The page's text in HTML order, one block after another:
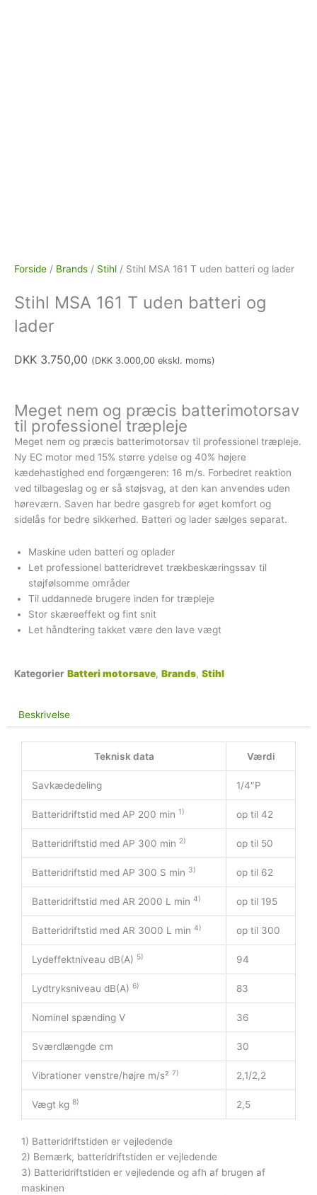
Forside / Brands / Stihl / Stihl MSA 161 T uden batteri og lader
Stihl MSA 161 T uden batteri og
lader
DKK 3.750,00 (DKK 3.000,00 ekskl. moms)
Meget nem og præcis batterimotorsav
til professionel træpleje
Meget nem og præcis batterimotorsav til professionel træpleje.
Ny EC motor med 15% større ydelse og 40% højere
kædehastighed end forgængeren: 16 m/s. Forbedret reaktion
ved tilbageslag og er så støjsvag, at den kan anvendes uden
høreværn. Saven har bedre gasgreb for øget komfort og
sidelås for bedre sikkerhed. Batteri og lader sælges separat.
Maskine uden batteri og oplader
Let professionel batteridrevet trækbeskæringssav til
støjfølsomme områder
Til uddannede brugere inden for træpleje
Stor skæreeffekt og fint snit
Let håndtering takket være den lave vægt
Kategorier Batteri motorsave, Brands, Stihl
Beskrivelse
Teknisk data Værdi
Savkædedeling 1/4″P
Batteridriftstid med AP 200 min 1) op til 42
Batteridriftstid med AP 300 min 2) op til 50
Batteridriftstid med AP 300 S min 3) op til 62
Batteridriftstid med AR 2000 L min 4) op til 195
Batteridriftstid med AR 3000 L min 4) op til 300
Lydeffektniveau dB(A) 5) 94
Lydtryksniveau dB(A) 6) 83
Nominel spænding V 36
Sværdlængde cm 30
Vibrationer venstre/højre m/s² 7) 2,1/2,2
Vægt kg 8) 2,5
1) Batteridriftstiden er vejledende
2) Bemærk, batteridriftstiden er vejledende
3) Batteridriftstiden er vejledende og afh af brugen af
maskinen